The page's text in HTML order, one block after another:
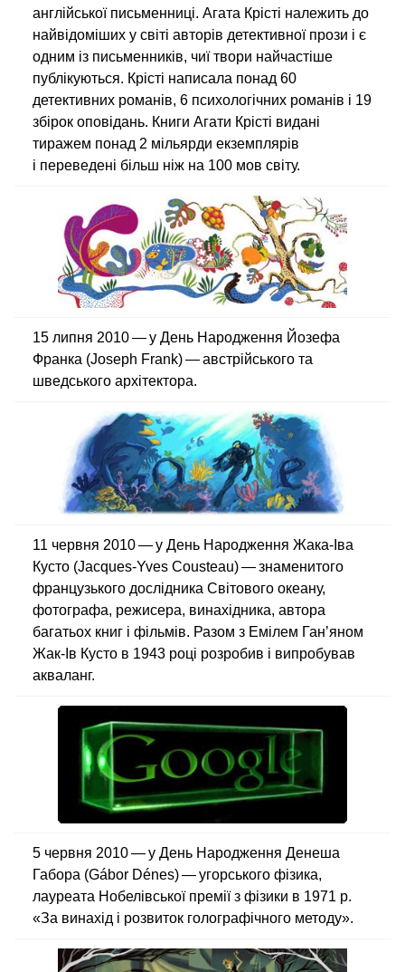
англійської письменниці. Агата Крісті належить до
найвідоміших у світі авторів детективної прози і є
одним із письменників, чиї твори найчастіше
публікуються. Крісті написала понад 60
детективних романів, 6 психологічних романів і 19
збірок оповідань. Книги Агати Крісті видані
тиражем понад 2 мільярди екземплярів
і переведені більш ніж на 100 мов світу.
15 липня 2010 — у День Народження Йозефа
Франка (Joseph Frank) — австрійського та
шведського архітектора.
11 червня 2010 — у День Народження Жака-Іва
Кусто (Jacques-Yves Cousteau) — знаменитого
французького дослідника Світового океану,
фотографа, режисера, винахідника, автора
багатьох книг і фільмів. Разом з Емілем Ган’яном
Жак-Ів Кусто в 1943 році розробив і випробував
акваланг.
5 червня 2010 — у День Народження Денеша
Габора (Gábor Dénes) — угорського фізика,
лауреата Нобелівської премії з фізики в 1971 р.
«За винахід і розвиток голографічного методу».